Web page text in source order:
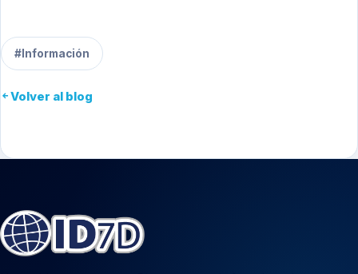
#Información
Volver al blog